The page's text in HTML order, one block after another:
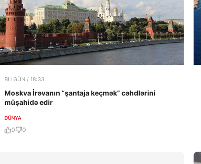
BU GÜN / 18:33
Moskva İrəvanın “şantaja keçmək” cəhdlərini
müşahidə edir
DÜNYA
0 0